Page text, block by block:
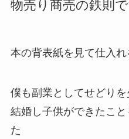
物売り商売の鉄則
本の背表紙を見て仕入
僕も副業としてせどりを
結婚し子供ができたこ
た